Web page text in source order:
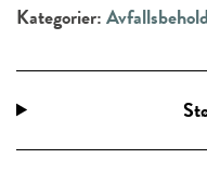
Kategorier: